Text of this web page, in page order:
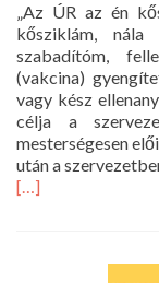
„Az ÚR az én
kősziklám, nála
szabadítóm,
(vakcina)
vagy kész
célja a
mesterségesen
után a
Read
[…]